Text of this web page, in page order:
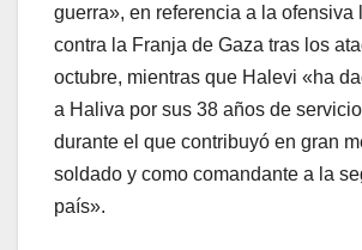
guerra», en referencia a la ofensiva
contra la Franja de Gaza tras los
octubre, mientras que Halevi «ha
a Haliva por sus 38 años de
durante el que contribuyó en gran
soldado y como comandante a la
país».